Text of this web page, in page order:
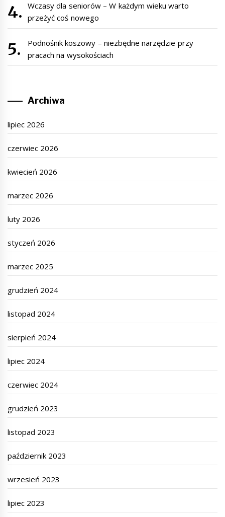
Wczasy dla seniorów – W każdym wieku warto
przeżyć coś nowego
Podnośnik koszowy – niezbędne narzędzie przy
pracach na wysokościach
Archiwa
lipiec 2026
czerwiec 2026
kwiecień 2026
marzec 2026
luty 2026
styczeń 2026
marzec 2025
grudzień 2024
listopad 2024
sierpień 2024
lipiec 2024
czerwiec 2024
grudzień 2023
listopad 2023
październik 2023
wrzesień 2023
lipiec 2023